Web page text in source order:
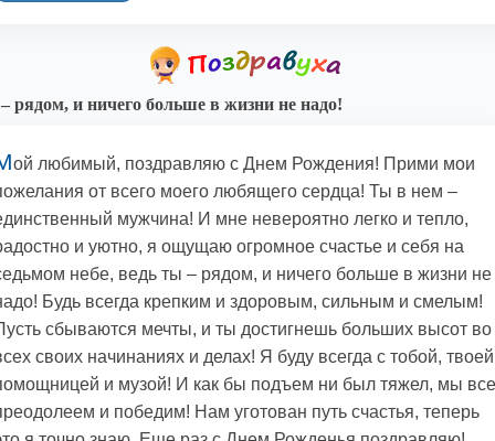
рядом, и ничего больше в жизни не надо!
ой любимый, поздравляю с Днем Рождения! Прими мои
от всего моего любящего сердца! Ты в нем –
мужчина! И мне невероятно легко и тепло,
и уютно, я ощущаю огромное счастье и себя на
небе, ведь ты – рядом, и ничего больше в жизни не
Будь всегда крепким и здоровым, сильным и смелым!
сбываются мечты, и ты достигнешь больших высот во
своих начинаниях и делах! Я буду всегда с тобой, твоей
и музой! И как бы подъем ни был тяжел, мы все
и победим! Нам уготован путь счастья, теперь